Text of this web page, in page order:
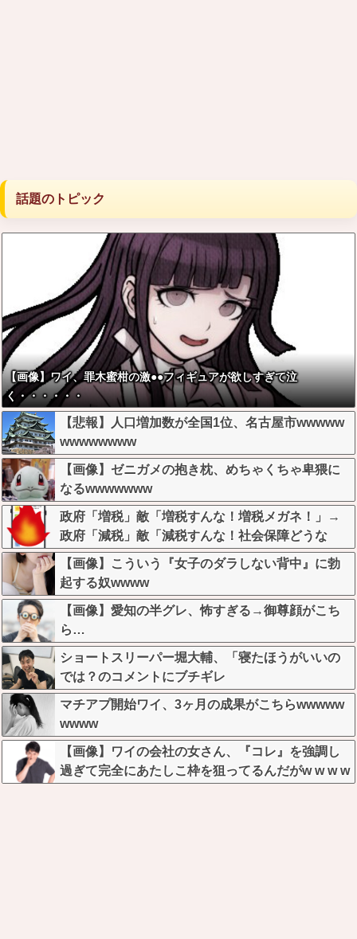
話題のトピック
【画像】ワイ、罪木蜜柑の激●●フィギュアが欲しすぎて泣
く・・・・・・
【悲報】人口増加数が全国1位、名古屋市wwwww
wwwwwwww
【画像】ゼニガメの抱き枕、めちゃくちゃ卑猥に
なるwwwwwww
政府「増税」敵「増税すんな！増税メガネ！」→
政府「減税」敵「減税すんな！社会保障どうな
る！」
【画像】こういう『女子のダラしない背中』に勃
起する奴wwww
【画像】愛知の半グレ、怖すぎる→御尊顔がこち
ら…
ショートスリーパー堀大輔、「寝たほうがいいの
では？のコメントにブチギレ
マチアプ開始ワイ、3ヶ月の成果がこちらwwwww
wwww
【画像】ワイの会社の女さん、『コレ』を強調し
過ぎて完全にあたしこ枠を狙ってるんだがw w w w